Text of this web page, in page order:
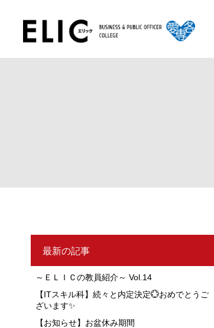
最新の記事
～ＥＬＩＣの教員紹介～ Vol.14
【ITスキル科】続々と内定決定💮おめでとうご
ざいます✨
【お知らせ】お盆休み期間